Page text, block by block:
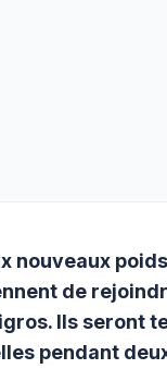
nouveaux
de
Ils seront
pendant